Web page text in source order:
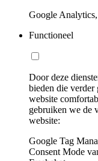
Google
Functioneel
Door deze
bieden die verder
website
gebruiken we de
website:
Google Tag
Consent Mode